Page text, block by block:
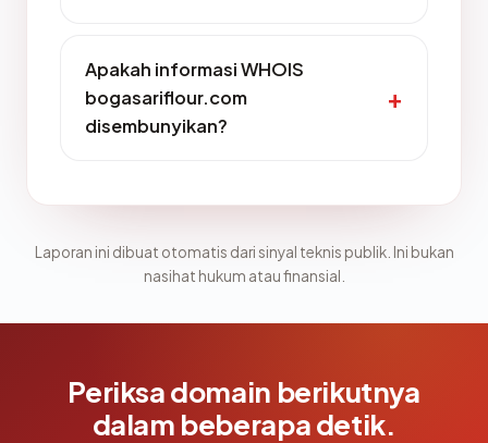
Apakah informasi WHOIS
bogasariflour.com
disembunyikan?
Laporan ini dibuat otomatis dari sinyal teknis publik. Ini bukan
nasihat hukum atau finansial.
Periksa domain berikutnya
dalam beberapa detik.